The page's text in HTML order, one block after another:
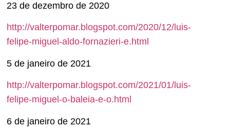
23 de dezembro de 2020
http://valterpomar.blogspot.com/2020/12/luis-
felipe-miguel-aldo-fornazieri-e.html
5 de janeiro de 2021
http://valterpomar.blogspot.com/2021/01/luis-
felipe-miguel-o-baleia-e-o.html
6 de janeiro de 2021